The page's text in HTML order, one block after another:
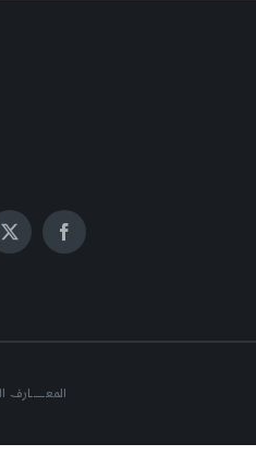
المعــــــارف